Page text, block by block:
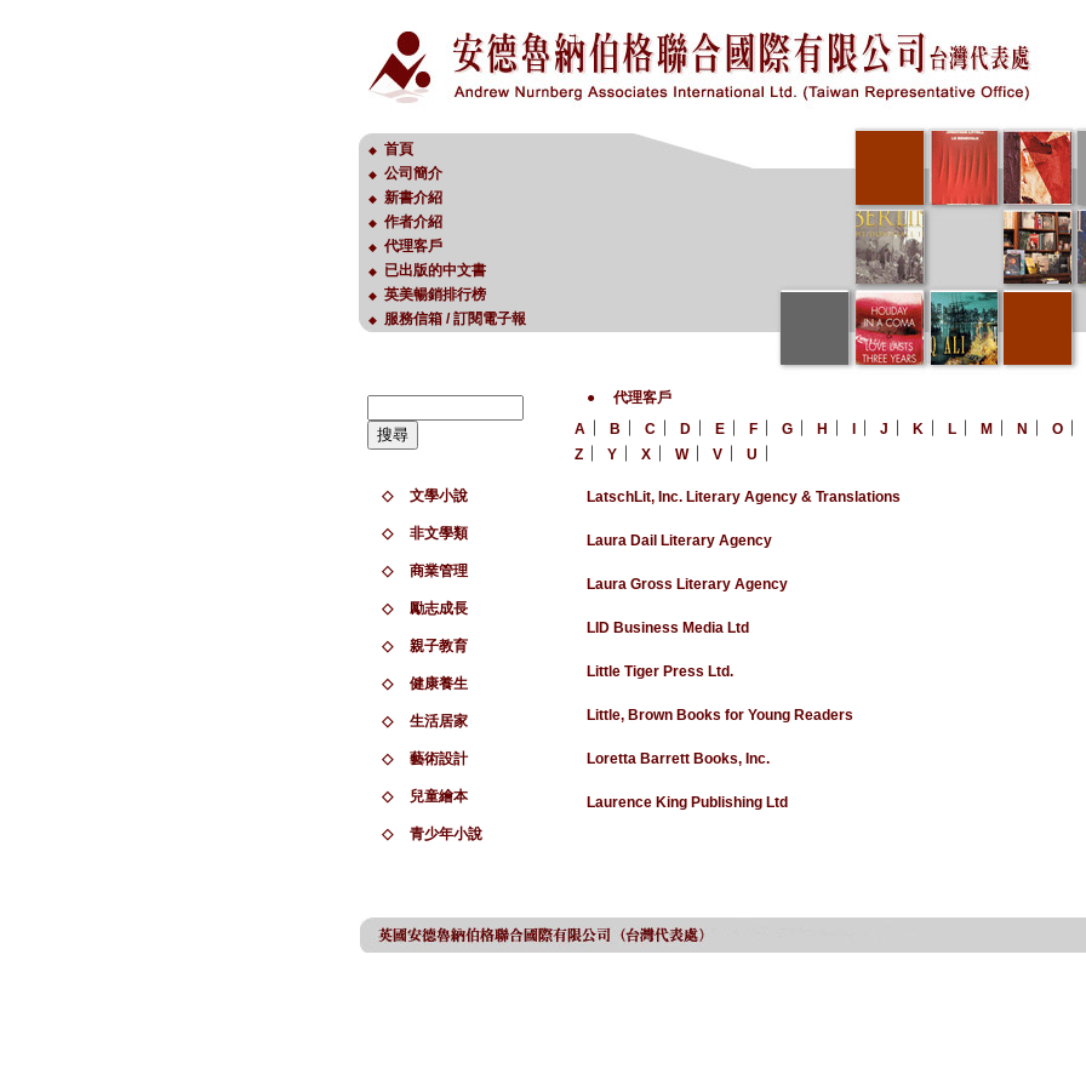
◆ 首頁
◆ 公司簡介
◆ 新書介紹
◆ 作者介紹
◆ 代理客戶
◆ 已出版的中文書
◆ 英美暢銷排行榜
◆ 服務信箱 / 訂閱電子報
◇ 文學小說
◇ 非文學類
◇ 商業管理
◇ 勵志成長
◇ 親子教育
◇ 健康養生
◇ 生活居家
◇ 藝術設計
◇ 兒童繪本
◇ 青少年小說
●
代理客戶
A ︱ B ︱ C ︱ D ︱ E ︱ F ︱ G ︱ H ︱ ︱ J ︱ K ︱ L ︱ M ︱ N ︱ O ︱
Z ︱ Y ︱ X ︱ W︱ V ︱ U ︱
LatschLit, Inc. Literary Agency & Translations
Laura Dail Literary Agency
Laura Gross Literary Agency
LID Business Media Ltd
Little Tiger Press Ltd.
Little, Brown Books for Young Readers
Loretta Barrett Books, Inc.
Laurence King Publishing Ltd